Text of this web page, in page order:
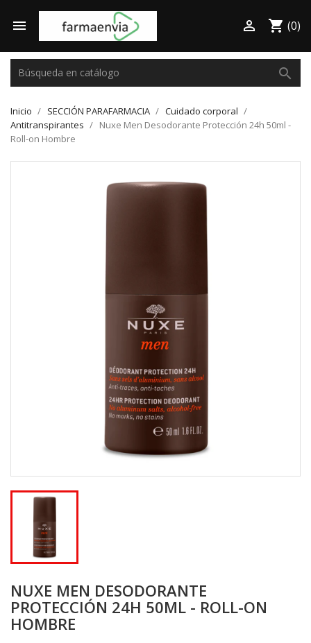
 shopping_cart (0)

search
Inicio SECCIÓN PARAFARMACIA
Cuidado corporal
Antitranspirantes
Nuxe Men Desodorante Protección 24h 50ml -
Roll-on Hombre
NUXE MEN DESODORANTE
PROTECCIÓN 24H 50ML - ROLL-ON
HOMBRE